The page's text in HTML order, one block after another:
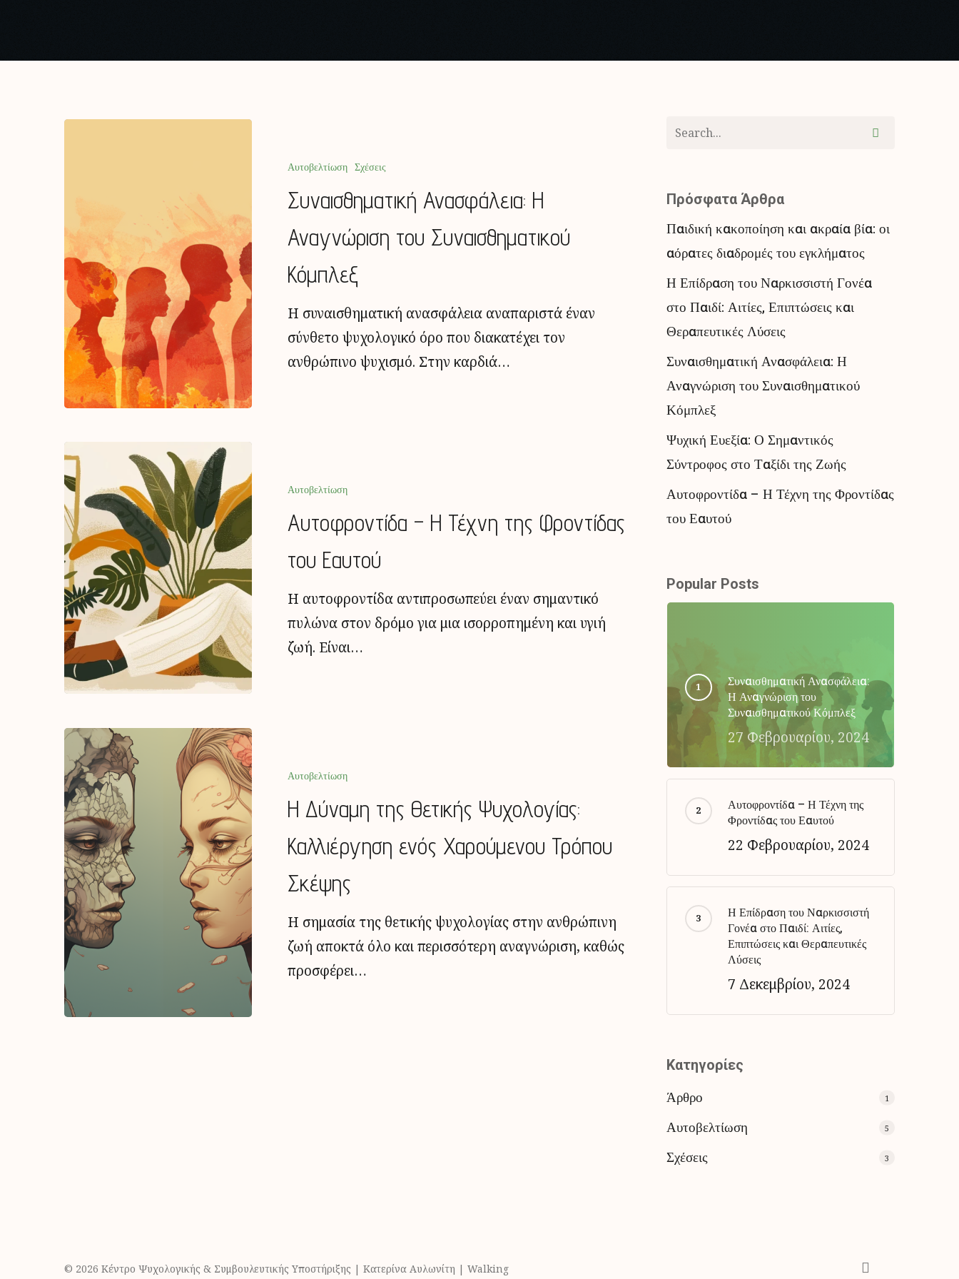
Αυτοβελτίωση Σχέσεις
Συναισθηματική Ανασφάλεια: Η
Αναγνώριση του Συναισθηματικού
Κόμπλεξ
Η συναισθηματική ανασφάλεια αναπαριστά έναν
σύνθετο ψυχολογικό όρο που διακατέχει τον
ανθρώπινο ψυχισμό. Στην καρδιά…
Αυτοβελτίωση
Αυτοφροντίδα – Η Τέχνη της Φροντίδας
του Εαυτού
Η αυτοφροντίδα αντιπροσωπεύει έναν σημαντικό
πυλώνα στον δρόμο για μια ισορροπημένη και υγιή
ζωή. Είναι…
Αυτοβελτίωση
Η Δύναμη της Θετικής Ψυχολογίας:
Καλλιέργηση ενός Χαρούμενου Τρόπου
Σκέψης
Η σημασία της θετικής ψυχολογίας στην ανθρώπινη
ζωή αποκτά όλο και περισσότερη αναγνώριση, καθώς
προσφέρει…
Πρόσφατα Άρθρα
Παιδική κακοποίηση και ακραία βία: οι
αόρατες διαδρομές του εγκλήματος
Η Επίδραση του Ναρκισσιστή Γονέα
στο Παιδί: Αιτίες, Επιπτώσεις και
Θεραπευτικές Λύσεις
Συναισθηματική Ανασφάλεια: Η
Αναγνώριση του Συναισθηματικού
Κόμπλεξ
Ψυχική Ευεξία: Ο Σημαντικός
Σύντροφος στο Ταξίδι της Ζωής
Αυτοφροντίδα – Η Τέχνη της Φροντίδας
του Εαυτού
Popular Posts
Συναισθηματική Ανασφάλεια:
Η Αναγνώριση του
Συναισθηματικού Κόμπλεξ
27 Φεβρουαρίου, 2024
Αυτοφροντίδα – Η Τέχνη της
Φροντίδας του Εαυτού
22 Φεβρουαρίου, 2024
Η Επίδραση του Ναρκισσιστή
Γονέα στο Παιδί: Αιτίες,
Επιπτώσεις και Θεραπευτικές
Λύσεις
7 Δεκεμβρίου, 2024
Kατηγορίες
Άρθρο 1
Αυτοβελτίωση 5
Σχέσεις 3
© 2026 Κέντρο Ψυχολογικής & Συμβουλευτικής Υποστήριξης | Κατερίνα Αυλωνίτη | Walking
phone